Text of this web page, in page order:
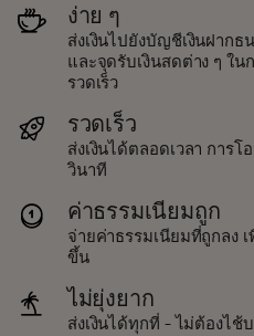
ง่าย ๆ
ส่งเงินไปยังบัญชีเงินฝากธ
และจุดรับเงินสดต่าง ๆ ใน
รวดเร็ว
รวดเร็ว
ส่งเงินได้ตลอดเวลา การ
วินาที
ค่าธรรมเนียมถูก
จ่ายค่าธรรมเนียมที่ถูกลง
ขึ้น
ไม่ยุ่งยาก
ส่งเงินได้ทุกที่ - ไม่ต้องไช้